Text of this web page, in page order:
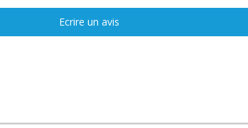
Ecrire un avis